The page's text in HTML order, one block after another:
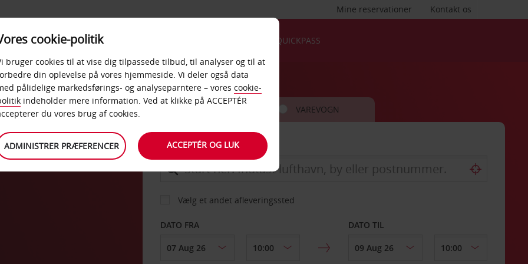
Kontakt os
Mine reservationer
PRODUKTER &
KONTORER
QUICKPASS
BIL VAREVOGN
AFHENT FRA
Vælg et andet afleveringssted
DATO FRA DATO TIL
cookie-politik
bruger cookies til at vise dig tilpassede tilbud, til analyser og til at
din oplevelse på vores hjemmeside. Vi deler også data
pålidelige markedsførings- og analyseparntere – vores cookie-
indeholder mere information. Ved at klikke på ACCEPTÉR
du vores brug af cookies.
ADMINISTRER PRÆFERENCER ACCEPTÉR OG LUK